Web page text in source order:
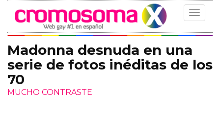
Toggle
Madonna desnuda en una
serie de fotos inéditas de los
70
MUCHO CONTRASTE